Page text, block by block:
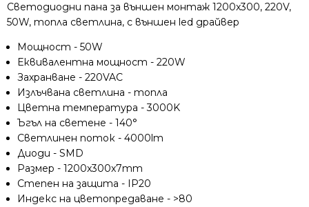
Светодиодни пана за външен монтаж 1200x300, 220V,
50W, топла светлина, с външен led драйвер
Мощност - 50W
Еквивалентна мощност - 220W
Захранване - 220VAC
Излъчвана светлина - топла
Цветна температура - 3000K
Ъгъл на светене - 140°
Светлинен поток - 4000lm
Диоди - SMD
Размер - 1200x300x7mm
Степен на защита - IP20
Индекс на цветопредаване - >80